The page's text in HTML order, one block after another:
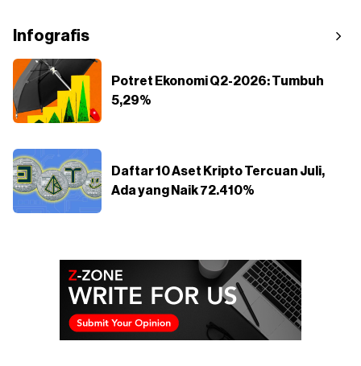
Infografis
Potret Ekonomi Q2-2026: Tumbuh
5,29%
Daftar 10 Aset Kripto Tercuan Juli,
Ada yang Naik 72.410%